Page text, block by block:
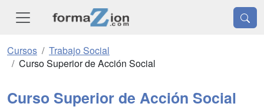
Cursos
Trabajo Social
Curso Superior de Acción Social
Curso Superior de Acción Social